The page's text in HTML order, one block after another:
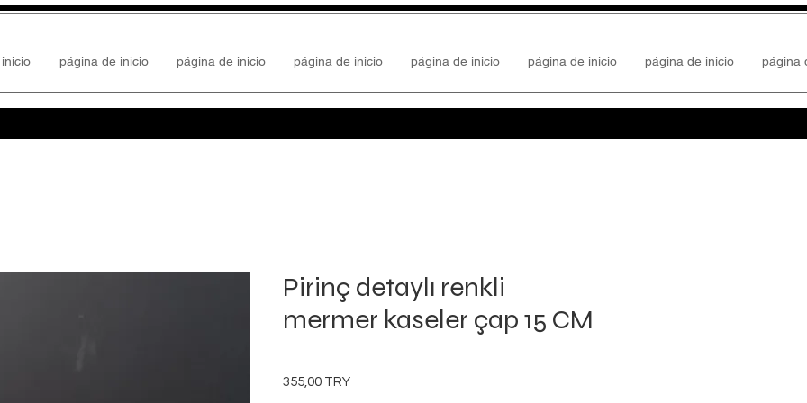
página de inicio página de inicio página de inicio página de inicio página de inicio página de inicio página
Pirinç detaylı renkli
mermer kaseler çap 15 CM
355,00 TRYPrecio